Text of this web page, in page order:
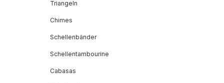
Triangeln
Chimes
Schellenbänder
Schellentambourine
Cabasas